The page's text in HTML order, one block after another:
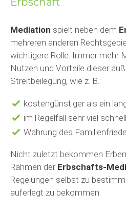
Mediation spielt neben dem
mehreren anderen
wichtigere Rolle. Immer mehr
Nutzen und Vorteile dieser
Streitbeilegung, wie z. B.:
kostengünstiger als ein
im Regelfall sehr viel
Wahrung des
Nicht zuletzt bekommen
Rahmen der Erbschafts-
Regelungen selbst zu
auferlegt zu bekommen.